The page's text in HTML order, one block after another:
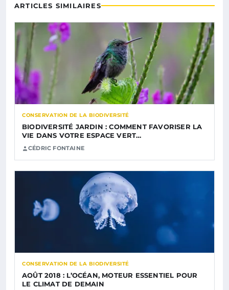
ARTICLES SIMILAIRES
CONSERVATION DE LA BIODIVERSITÉ
BIODIVERSITÉ JARDIN : COMMENT FAVORISER LA
VIE DANS VOTRE ESPACE VERT…
CÉDRIC FONTAINE
CONSERVATION DE LA BIODIVERSITÉ
AOÛT 2018 : L’OCÉAN, MOTEUR ESSENTIEL POUR
LE CLIMAT DE DEMAIN